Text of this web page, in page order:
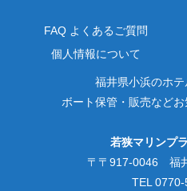
FAQ よくあるご質問
個人情報について
福井県小浜のホ
ボート保管・販売など
若狭マリンプ
〒〒917-0046 福
TEL